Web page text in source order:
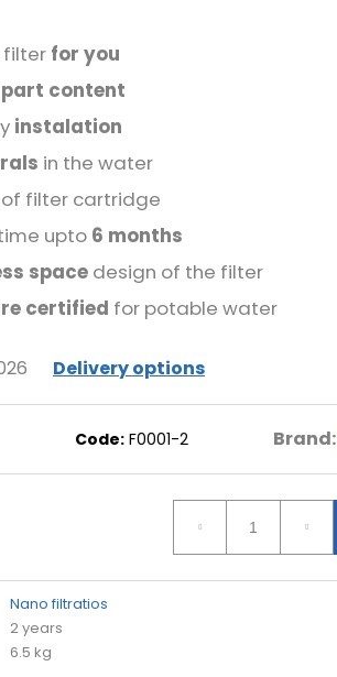
filter for you
content
instalation
in the water
of filter cartridge
upto 6 months
space design of the filter
certified for potable water
Delivery options
Code: F0001-2 Brand:
Nano filtratios
2 years
6.5 kg